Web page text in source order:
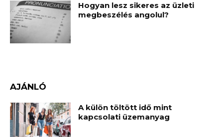
Hogyan lesz sikeres az üzleti
megbeszélés angolul?
AJÁNLÓ
A külön töltött idő mint
kapcsolati üzemanyag